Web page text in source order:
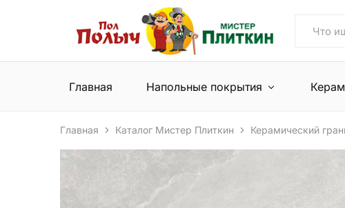
Пол
Полыч
Плиткин
Сеть
магазинов
и
керамической
Главная Напольные покрытия
Главная Каталог Мистер Плиткин Керамический